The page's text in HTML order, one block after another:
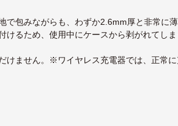
で包みながらも、わずか2.6mm厚と非常に
るため、使用中にケースから剥がれてしま
ません。※ワイヤレス充電器では、正常に